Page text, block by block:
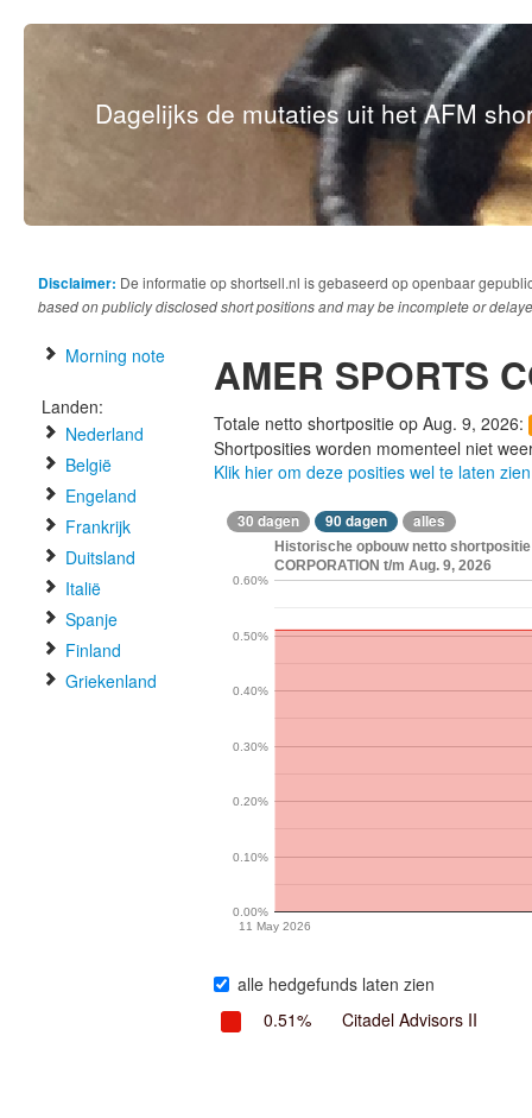
Dagelijks de mutaties uit het AFM
Disclaimer: De informatie op shortsell.nl is gebaseerd op openbaar
based on publicly disclosed short positions and may be incomplete or
Morning note
Landen:
Nederland
België
Engeland
Frankrijk
Duitsland
Italië
Spanje
Finland
Griekenland
AMER SPORTS
Totale netto shortpositie op Aug. 9, 2026:
Shortposities worden momenteel niet
Klik hier om deze posities wel te laten zien
30 dagen 90 dagen alles
Historische opbouw netto shortpositie
CORPORATION t/m Aug. 9, 2026
11 May 2026
0.00%
0.10%
0.20%
0.30%
0.40%
0.50%
0.60%
alle hedgefunds laten zien
0.51%
Citadel Advisors II